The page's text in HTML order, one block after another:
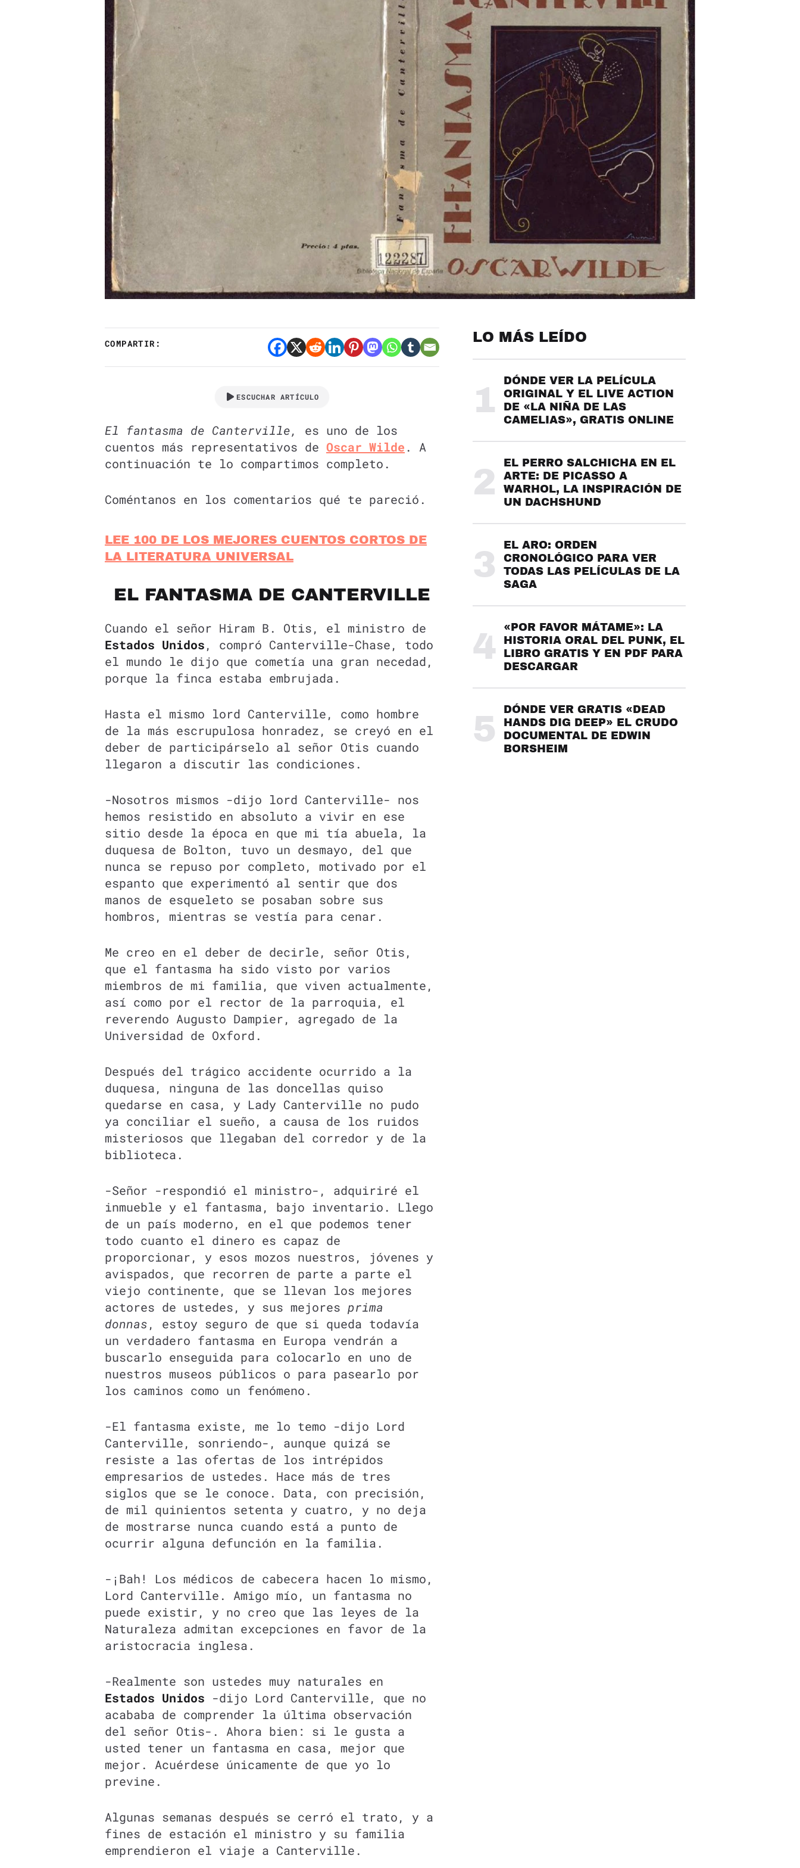
COMPARTIR:
ESCUCHAR ARTÍCULO
El fantasma de Canterville,
es uno de los
cuentos más representativos de Oscar Wilde . A
continuación te lo compartimos completo.
Coméntanos en los comentarios qué te pareció.
LEE 100 DE LOS MEJORES CUENTOS CORTOS DE
LA LITERATURA UNIVERSAL
EL FANTASMA DE CANTERVILLE
Cuando el señor Hiram B. Otis, el ministro de
Estados Unidos, compró Canterville-Chase, todo
el mundo le dijo que cometía una gran necedad,
porque la finca estaba embrujada.
Hasta el mismo lord Canterville, como hombre
de la más escrupulosa honradez, se creyó en el
deber de participárselo al señor Otis cuando
llegaron a discutir las condiciones.
-Nosotros mismos -dijo lord Canterville- nos
hemos resistido en absoluto a vivir en ese
sitio desde la época en que mi tía abuela, la
duquesa de Bolton, tuvo un desmayo, del que
nunca se repuso por completo, motivado por el
espanto que experimentó al sentir que dos
manos de esqueleto se posaban sobre sus
hombros, mientras se vestía para cenar.
Me creo en el deber de decirle, señor Otis,
que el fantasma ha sido visto por varios
miembros de mi familia, que viven actualmente,
así como por el rector de la parroquia, el
reverendo Augusto Dampier, agregado de la
Universidad de Oxford.
Después del trágico accidente ocurrido a la
duquesa, ninguna de las doncellas quiso
quedarse en casa, y Lady Canterville no pudo
ya conciliar el sueño, a causa de los ruidos
misteriosos que llegaban del corredor y de la
biblioteca.
-Señor -respondió el ministro-, adquiriré el
inmueble y el fantasma, bajo inventario. Llego
de un país moderno, en el que podemos tener
todo cuanto el dinero es capaz de
proporcionar, y esos mozos nuestros, jóvenes y
avispados, que recorren de parte a parte el
viejo continente, que se llevan los mejores
actores de ustedes, y sus mejores prima
donnas, estoy seguro de que si queda todavía
un verdadero fantasma en Europa vendrán a
buscarlo enseguida para colocarlo en uno de
nuestros museos públicos o para pasearlo por
los caminos como un fenómeno.
-El fantasma existe, me lo temo -dijo Lord
Canterville, sonriendo-, aunque quizá se
resiste a las ofertas de los intrépidos
empresarios de ustedes. Hace más de tres
siglos que se le conoce. Data, con precisión,
de mil quinientos setenta y cuatro, y no deja
de mostrarse nunca cuando está a punto de
ocurrir alguna defunción en la familia.
-¡Bah! Los médicos de cabecera hacen lo mismo,
Lord Canterville. Amigo mío, un fantasma no
puede existir, y no creo que las leyes de la
Naturaleza admitan excepciones en favor de la
aristocracia inglesa.
-Realmente son ustedes muy naturales en
Estados Unidos -dijo Lord Canterville, que no
acababa de comprender la última observación
del señor Otis-. Ahora bien: si le gusta a
usted tener un fantasma en casa, mejor que
mejor. Acuérdese únicamente de que yo lo
previne.
Algunas semanas después se cerró el trato, y a
fines de estación el ministro y su familia
emprendieron el viaje a Canterville.
LO MÁS LEÍDO
1
DÓNDE VER LA PELÍCULA
ORIGINAL Y EL LIVE ACTION
DE «LA NIÑA DE LAS
CAMELIAS», GRATIS ONLINE
2
EL PERRO SALCHICHA EN EL
ARTE: DE PICASSO A
WARHOL, LA INSPIRACIÓN DE
UN DACHSHUND
3
EL ARO: ORDEN
CRONOLÓGICO PARA VER
TODAS LAS PELÍCULAS DE LA
SAGA
4
«POR FAVOR MÁTAME»: LA
HISTORIA ORAL DEL PUNK, EL
LIBRO GRATIS Y EN PDF PARA
DESCARGAR
5
DÓNDE VER GRATIS «DEAD
HANDS DIG DEEP» EL CRUDO
DOCUMENTAL DE EDWIN
BORSHEIM